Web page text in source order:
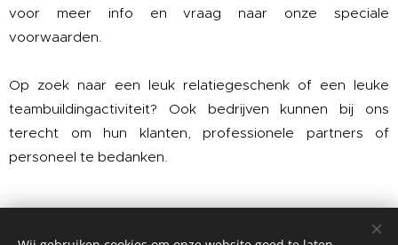
voor meer info en vraag naar onze speciale
voorwaarden.
Op zoek naar een leuk relatiegeschenk of een leuke
teambuildingactiviteit? Ook bedrijven kunnen bij ons
terecht om hun klanten, professionele partners of
personeel te bedanken.
voor alle mensen met een hart voor wijn.